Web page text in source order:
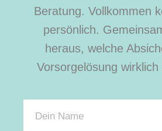
Beratung. Vollkommen
persönlich.
heraus, welche
Vorsorgelösung